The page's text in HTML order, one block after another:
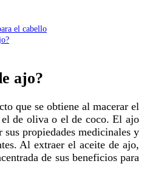
el cabello
ajo?
de oliva o el de coco. El ajo
propiedades medicinales y
Al extraer el aceite de ajo,
de sus beneficios para